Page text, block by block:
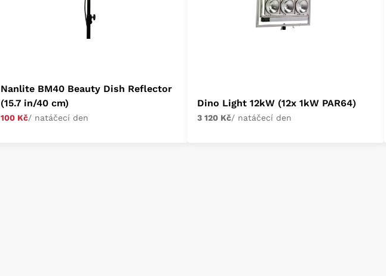
Nanlite BM40 Beauty Dish Reflector
(15.7 in/40 cm)
100 Kč/ natáčecí den
Dino Light 12kW (12x 1kW PAR64)
3 120 Kč/ natáčecí den